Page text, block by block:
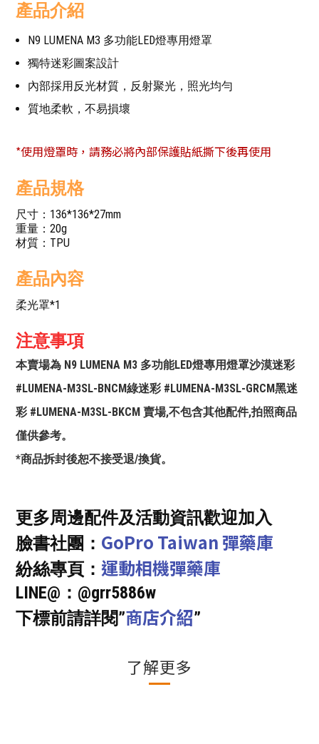
產品介紹
N9 LUMENA M3 多功能LED燈專用燈罩
獨特迷彩圖案設計
內部採用反光材質，反射聚光，照光均勻
質地柔軟，不易損壞
*使用燈罩時，請務必將內部保護貼紙撕下後再使用
產品規格
尺寸：136*136*27mm
重量：20g
材質：TPU
產品內容
柔光罩*1
注意事項
本賣場為 N9 LUMENA M3 多功能LED燈專用燈罩沙漠迷彩
#LUMENA-M3SL-BNCM綠迷彩 #LUMENA-M3SL-GRCM黑迷
彩 #LUMENA-M3SL-BKCM 賣場,不包含其他配件,拍照商品
僅供參考。
*商品拆封後恕不接受退/換貨。
更多周邊配件及活動資訊歡迎加入
臉書社團： GoPro Taiwan 彈藥庫
紛絲專頁： 運動相機彈藥庫
LINE@：@grr5886w
下標前請詳閱”商店介紹”
了解更多